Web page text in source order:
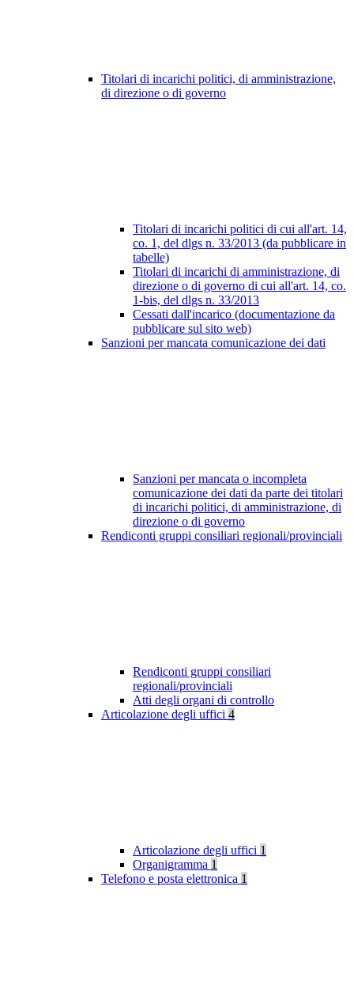
Titolari di incarichi politici, di amministrazione,
di direzione o di governo
Titolari di incarichi politici di cui all'art. 14,
co. 1, del dlgs n. 33/2013 (da pubblicare in
tabelle)
Titolari di incarichi di amministrazione, di
direzione o di governo di cui all'art. 14, co.
1-bis, del dlgs n. 33/2013
Cessati dall'incarico (documentazione da
pubblicare sul sito web)
Sanzioni per mancata comunicazione dei dati
Sanzioni per mancata o incompleta
comunicazione dei dati da parte dei titolari
di incarichi politici, di amministrazione, di
direzione o di governo
Rendiconti gruppi consiliari regionali/provinciali
Rendiconti gruppi consiliari
regionali/provinciali
Atti degli organi di controllo
Articolazione degli uffici 4
Articolazione degli uffici 1
Organigramma 1
Telefono e posta elettronica 1